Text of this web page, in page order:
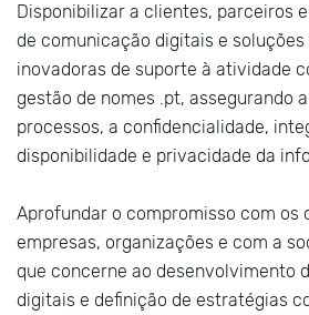
Disponibilizar a clientes, parceiros
de comunicação digitais e
inovadoras de suporte à atividade
gestão de nomes .pt, assegurando
processos, a confidencialidade,
disponibilidade e privacidade da
Aprofundar o compromisso com os
empresas, organizações e com a
que concerne ao desenvolvimento
digitais e definição de estratégias